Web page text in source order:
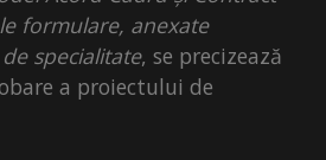
formulare, anexate
specialitate, se precizează
a proiectului de